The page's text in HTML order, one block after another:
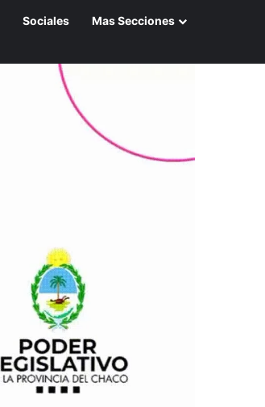
Sociales Mas Secciones